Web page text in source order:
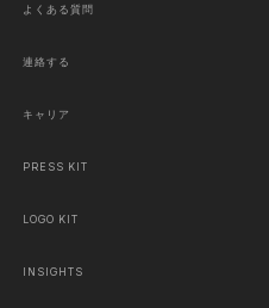
よくある質問
連絡する
キャリア
PRESS KIT
LOGO KIT
INSIGHTS